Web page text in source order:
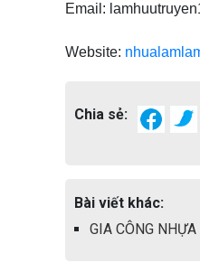
Email:
Website:
Chia sẻ:
Bài viết khác:
GIA CÔNG